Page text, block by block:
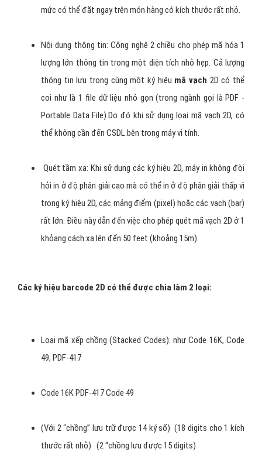
Codaba Code 93
Code 128-A HIBC
Người dùngmã vạchngày càng quan tâm đến mã vạch 2
chiều (2D Barcode) vì nhận ra những đặc tính độc đáo của
nó không có mặt trong các ký hiệu tuyến tính truyền thống.
Ký hiệu 2 chiều nhằm vào ba ứng dụng chính.
tức là các lọaimã vạch1D thông dụng, trên các món hàng
của mã vạch2 chiều người ta có thể inmã vạchnhỏ đến
mức có thể đặt ngay trên món hàng có kích thước rất nhỏ.
Nội dung thông tin: Công nghệ 2 chiều cho phép mã hóa 1
thông tin lưu trong cùng một ký hiệumã vạch 2D có thể
coi như là 1 file dữ liệu nhỏ gọn (trong ngành gọi là PDF -